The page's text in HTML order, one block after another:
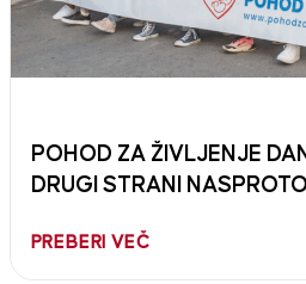
POHOD ZA ŽIVLJENJE
DRUGI STRANI
PREBERI VEČ